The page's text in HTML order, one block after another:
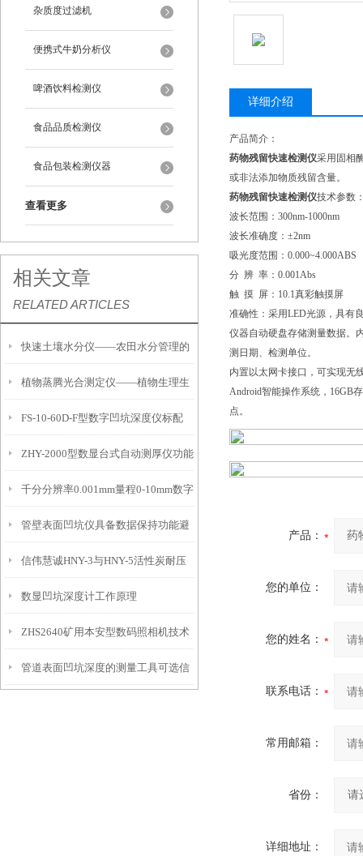
杂质度过滤机
便携式牛奶分析仪
啤酒饮料检测仪
食品品质检测仪
食品包装检测仪器
查看更多
相关文章
RELATED ARTICLES
快速土壤水分仪——农田水分管理的
便携式检测工具
植物蒸腾光合测定仪——植物生理生
态的实时监测设备
FS-10-60D-F型数字凹坑深度仪标配
IP54级表头分辨率0.01mm量程
10mm！
ZHY-2000型数显台式自动测厚仪功能
特点
千分分辨率0.001mm量程0-10mm数字
埋头度仪技术参数！
管壁表面凹坑仪具备数据保持功能避
免测试过程中测针移动导致数据变动
信伟慧诚HNY-3与HNY-5活性炭耐压
强度测定仪技术参数！
数显凹坑深度计工作原理
ZHS2640矿用本安型数码照相机技术
参数！
管道表面凹坑深度的测量工具可选信
详细介绍
产品简介：
药物残留快速检测仪采用固相
或非法添加物质残留含量。
药物残留快速检测仪技术参数
波长范围：300nm-1000nm
波长准确度：±2nm
吸光度范围：0.000~4.000ABS
分 辨 率：0.001Abs
触 摸 屏：10.1真彩触摸屏
准确性：采用LED光源，具有
仪器自动硬盘存储测量数据。
测日期、检测单位。
内置以太网卡接口，可实现无
Android智能操作系统，16GB
点。
产品：
您的单位：
您的姓名：
联系电话：
常用邮箱：
省份：
详细地址：